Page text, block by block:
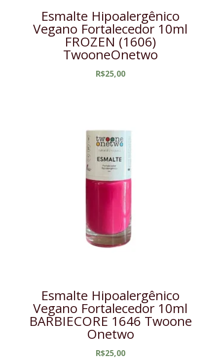
Esmalte Hipoalergênico
Vegano Fortalecedor 10ml
FROZEN (1606)
TwooneOnetwo
R$25,00
Esmalte Hipoalergênico
Vegano Fortalecedor 10ml
BARBIECORE 1646 Twoone
Onetwo
R$25,00